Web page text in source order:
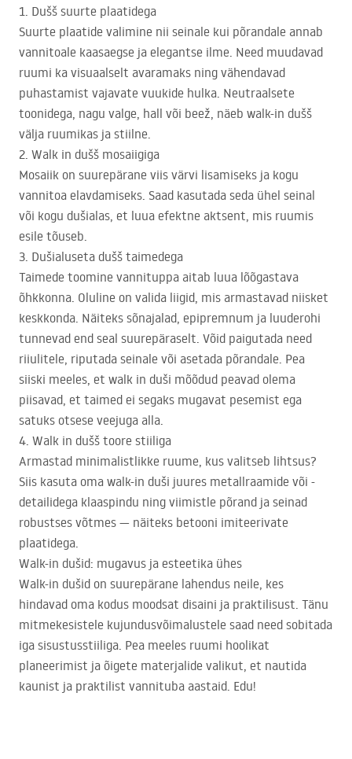
1. Dušš suurte plaatidega
Suurte plaatide valimine nii seinale kui põrandale annab
vannitoale kaasaegse ja elegantse ilme. Need muudavad
ruumi ka visuaalselt avaramaks ning vähendavad
puhastamist vajavate vuukide hulka. Neutraalsete
toonidega, nagu valge, hall või beež, näeb walk-in dušš
välja ruumikas ja stiilne.
2. Walk in dušš mosaiigiga
Mosaiik on suurepärane viis värvi lisamiseks ja kogu
vannitoa elavdamiseks. Saad kasutada seda ühel seinal
või kogu dušialas, et luua efektne aktsent, mis ruumis
esile tõuseb.
3. Dušialuseta dušš taimedega
Taimede toomine vannituppa aitab luua lõõgastava
õhkkonna. Oluline on valida liigid, mis armastavad niisket
keskkonda. Näiteks sõnajalad, epipremnum ja luuderohi
tunnevad end seal suurepäraselt. Võid paigutada need
riiulitele, riputada seinale või asetada põrandale. Pea
siiski meeles, et walk in duši mõõdud peavad olema
piisavad, et taimed ei segaks mugavat pesemist ega
satuks otsese veejuga alla.
4. Walk in dušš toore stiiliga
Armastad minimalistlikke ruume, kus valitseb lihtsus?
Siis kasuta oma walk-in duši juures metallraamide või -
detailidega klaaspindu ning viimistle põrand ja seinad
robustses võtmes — näiteks betooni imiteerivate
plaatidega.
Walk-in dušid: mugavus ja esteetika ühes
Walk-in dušid on suurepärane lahendus neile, kes
hindavad oma kodus moodsat disaini ja praktilisust. Tänu
mitmekesistele kujundusvõimalustele saad need sobitada
iga sisustusstiiliga. Pea meeles ruumi hoolikat
planeerimist ja õigete materjalide valikut, et nautida
kaunist ja praktilist vannituba aastaid. Edu!